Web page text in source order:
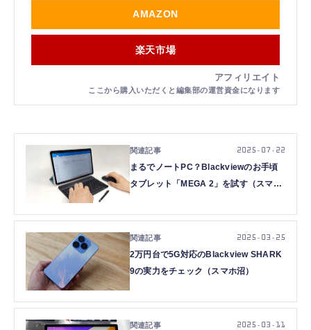
AMAZON
楽天市場
まるでノートPC？Blackviewのお手頃
タブレット「MEGA 2」を試す（スマホ
2025.07.22
2万円台で5G対応のBlackview SHARK
9の実力をチェック（スマホ沼）
2025.03.25
2025.03.11